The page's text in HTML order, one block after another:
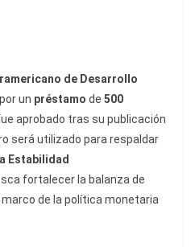
de Desarrollo
un préstamo de 500
aprobado tras su publicación
será utilizado para respaldar
Estabilidad
fortalecer la balanza de
de la política monetaria